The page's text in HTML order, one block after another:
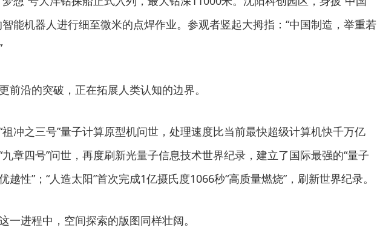
智能机器人进行细至微米的点焊作业。参观者竖起大拇指：“中国制造，举重若
沿的突破，正在拓展人类认知的边界。
之三号”量子计算原型机问世，处理速度比当前最快超级计算机快千万亿
九章四号”问世，再度刷新光量子信息技术世界纪录，建立了国际最强的“量子
越性”；“人造太阳”首次完成1亿摄氏度1066秒“高质量燃烧”，刷新世界纪录。
进程中，空间探索的版图同样壮阔。